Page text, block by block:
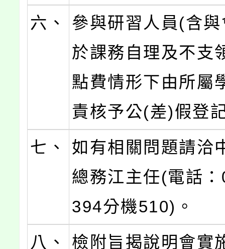
六、
參與研習人員(含
於課務自理及不支
點費情形下由所屬
責核予公(差)假登
七、
如有相關問題請洽
總務江主任(電話
394分機510)。
八、
檢附旨揭說明會實